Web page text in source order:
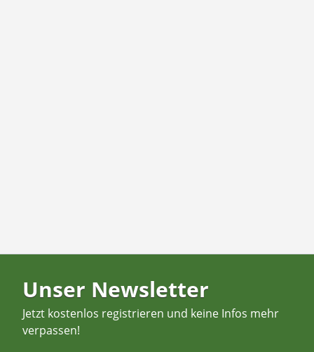
Unser Newsletter
Jetzt kostenlos registrieren und keine Infos mehr
verpassen!